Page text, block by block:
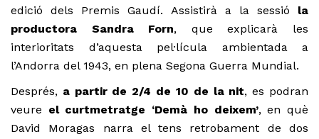
edició dels Premis Gaudí. Assistirà a la sessió la
productora Sandra Forn, que explicarà les
interioritats d’aquesta pel·lícula ambientada a
l’Andorra del 1943, en plena Segona Guerra Mundial.
Després, a partir de 2/4 de 10 de la nit, es podran
veure el curtmetratge ‘Demà ho deixem’, en què
David Moragas narra el tens retrobament de dos